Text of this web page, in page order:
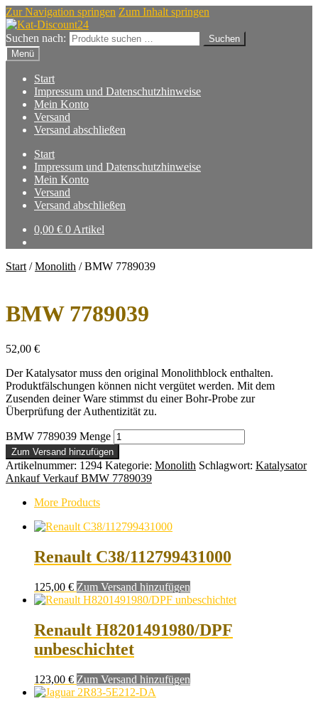
Zur Navigation springen Zum Inhalt springen
Suchen nach:
Suchen
Menü
Start
Impressum und Datenschutzhinweise
Mein Konto
Versand
Versand abschließen
Start
Impressum und Datenschutzhinweise
Mein Konto
Versand
Versand abschließen
0,00 € 0 Artikel
Start /Monolith /BMW 7789039
BMW 7789039
52,00 €
Der Katalysator muss den original Monolithblock enthalten.
Produktfälschungen können nicht vergütet werden. Mit dem
Zusenden deiner Ware stimmst du einer Bohr-Probe zur
Überprüfung der Authentizität zu.
BMW 7789039 Menge
Zum Versand hinzufügen
Artikelnummer: 1294 Kategorie: Monolith Schlagwort: Katalysator
Ankauf Verkauf BMW 7789039
More Products
Renault C38/112799431000
125,00 € Zum Versand hinzufügen
Renault H8201491980/DPF
unbeschichtet
123,00 € Zum Versand hinzufügen